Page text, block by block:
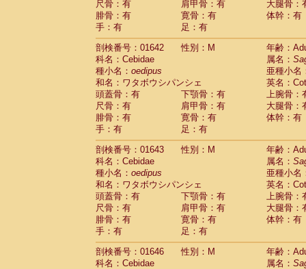
CercopithecidaeMacaca fuscaca
CercopithecidaeMacaca fuscata
CercopithecidaeMacaca fuscata
CercopithecidaeMacaca maura(1)
Cercopithecidae Macaca mulatta(47)
Cercopithecidae Macaca nemestrina(3)
Cercopithecidae Macaca nigra(1)
CercopithecidaeMacaca radiata(8)
CercopithecidaeMacaca silenus(1)
CercopithecidaeMacaca sinica (0)
CercopithecidaeMacaca sylvanus
CercopithecidaeMacaca thibetana (0)
Cercopithecidae Macaca tonkeana (0)
Cercopithecidae hybrid(1)
Cercopithecidae (0)
CercopithecidaeAllenopithecus
CercopithecidaeCercopithecus
CercopithecidaeCercopithecus
CercopithecidaeCercopithecus
CercopithecidaeCercopithecus diana
CercopithecidaeCercopithecus
尺骨：有
肩甲骨：有
大腿骨：
腓骨：有
寛骨：有
体幹：有
手：有
足：有
剖検番号：01642
性別：M
年齢：
科名：Cebidae
属名：
種小名： oedipus
亜種小名
和名：ワタボウシパンシェ
英名：
頭蓋骨：有
下顎骨：有
上腕骨：
尺骨：有
肩甲骨：有
大腿骨：
腓骨：有
寛骨：有
体幹：有
手：有
足：有
剖検番号：01643
性別：M
年齢：
科名：Cebidae
属名：
種小名： oedipus
亜種小名
和名：ワタボウシパンシェ
英名：
頭蓋骨：有
下顎骨：有
上腕骨：
尺骨：有
肩甲骨：有
大腿骨：
腓骨：有
寛骨：有
体幹：有
手：有
足：有
剖検番号：01646
性別：M
年齢：
科名：Cebidae
属名：